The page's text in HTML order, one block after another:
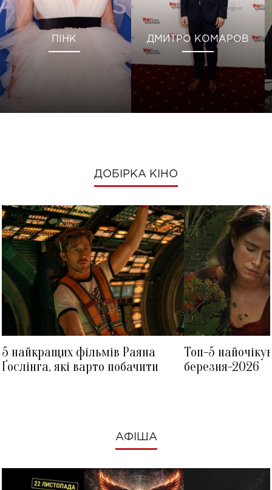
ПІНК ДМИТРО КОМАРОВ
ДОБІРКА КІНО
5 найкращих фільмів Раяна
Ґослінга, які варто побачити
Топ-5
березня-2026
АФІША